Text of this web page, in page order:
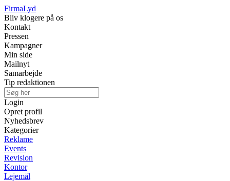
FirmaLyd
Bliv klogere på os
Kontakt
Pressen
Kampagner
Min side
Mailnyt
Samarbejde
Tip redaktionen
Login
Opret profil
Nyhedsbrev
Kategorier
Reklame
Events
Revision
Kontor
Lejemål